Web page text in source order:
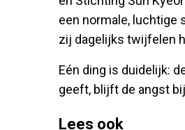
een normale, luchtige
zij dagelijks twijfelen
Eén ding is duidelijk:
geeft, blijft de angst
Lees ook